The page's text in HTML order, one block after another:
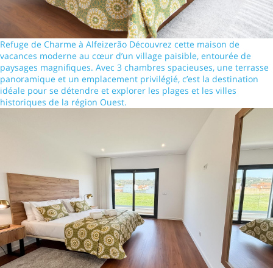
Refuge de Charme à Alfeizerão Découvrez cette maison de
vacances moderne au cœur d’un village paisible, entourée de
paysages magnifiques. Avec 3 chambres spacieuses, une terrasse
panoramique et un emplacement privilégié, c’est la destination
idéale pour se détendre et explorer les plages et les villes
historiques de la région Ouest.